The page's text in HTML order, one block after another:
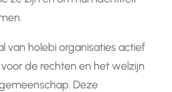
van holebi organisaties actief
de rechten en het welzijn
Deze